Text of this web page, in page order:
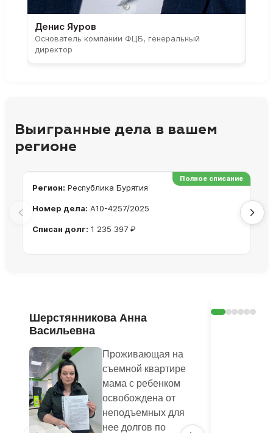
Денис Яуров
Основатель компании ФЦБ, генеральный
директор
Выигранные дела в вашем
регионе
Полное списание
Регион: Республика Бурятия
Номер дела: А10-4257/2025
Списан долг: 1 235 397 ₽
Шерстянникова Анна
Васильевна
Проживающая на
съемной квартире
мама с ребенком
освобождена от
неподъемных для
нее долгов по